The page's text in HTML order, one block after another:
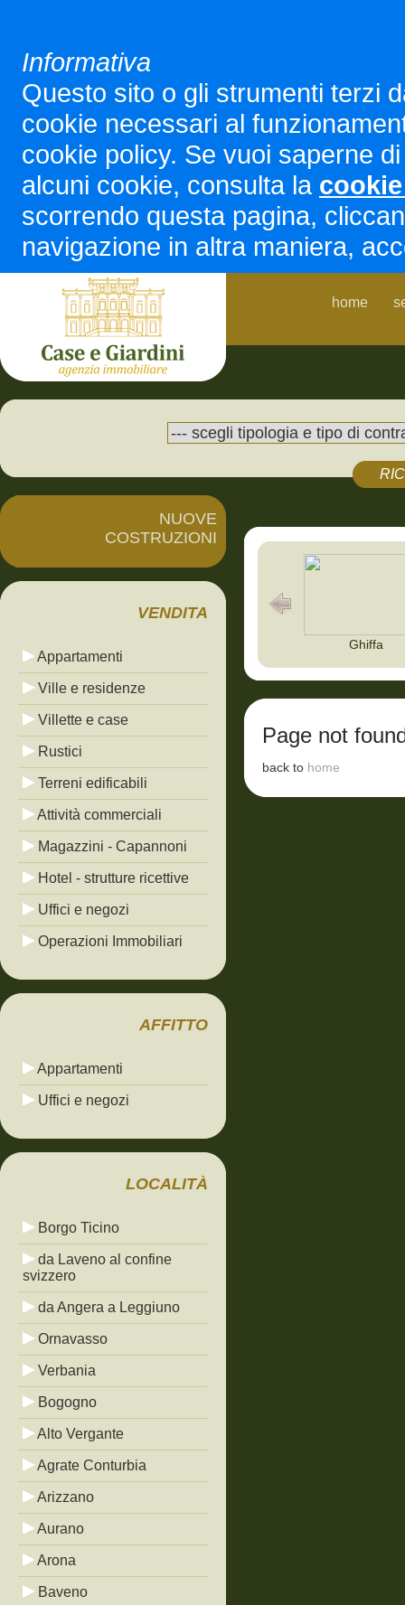
Informativa
Questo sito o gli strumenti terzi
cookie necessari al
cookie policy. Se vuoi saperne
alcuni cookie, consulta la
scorrendo questa pagina,
navigazione in altra maniera,
home
NUOVE
COSTRUZIONI
VENDITA
Appartamenti
Ville e residenze
Villette e case
Rustici
Terreni edificabili
Attività commerciali
Magazzini - Capannoni
Hotel - strutture ricettive
Uffici e negozi
Operazioni Immobiliari
AFFITTO
Appartamenti
Uffici e negozi
LOCALITÀ
Borgo Ticino
da Laveno al confine
svizzero
da Angera a Leggiuno
Ornavasso
Verbania
Bogogno
Alto Vergante
Agrate Conturbia
Arizzano
Aurano
Arona
Baveno
Ghiffa
Page not
back to home